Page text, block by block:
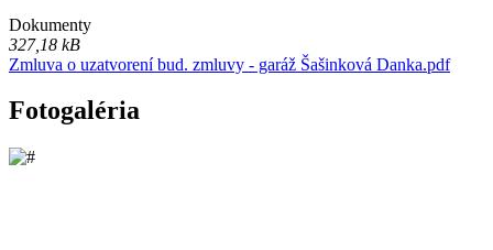
Dokumenty
327,18 kB
Zmluva o uzatvorení bud. zmluvy - garáž Šašinková Danka.pdf
Fotogaléria